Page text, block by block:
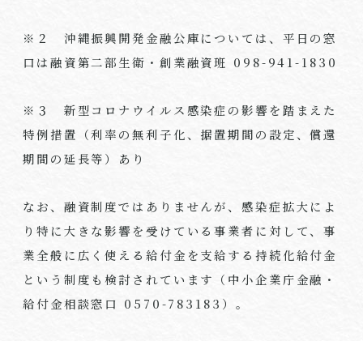
※２ 沖縄振興開発金融公庫については、平日の窓
口は融資第二部生衛・創業融資班 098-941-1830
※３ 新型コロナウイルス感染症の影響を踏まえた
特例措置（利率の無利子化、据置期間の設定、償還
期間の延長等）あり
なお、融資制度ではありませんが、感染症拡大によ
り特に大きな影響を受けている事業者に対して、事
業全般に広く使える給付金を支給する持続化給付金
という制度も検討されています（中小企業庁金融・
給付金相談窓口 0570-783183）。